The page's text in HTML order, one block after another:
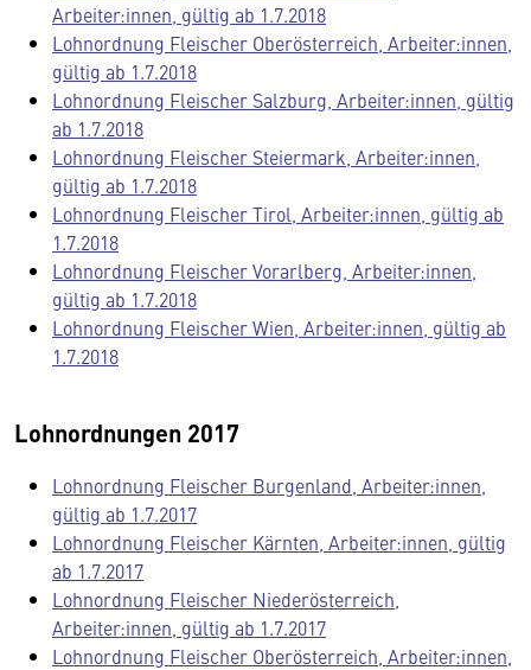
Arbeiter:innen, gültig ab 1.7.2018
Lohnordnung Fleischer Oberösterreich, Arbeiter:innen,
gültig ab 1.7.2018
Lohnordnung Fleischer Salzburg, Arbeiter:innen, gültig
ab 1.7.2018
Lohnordnung Fleischer Steiermark, Arbeiter:innen,
gültig ab 1.7.2018
Lohnordnung Fleischer Tirol, Arbeiter:innen, gültig ab
1.7.2018
Lohnordnung Fleischer Vorarlberg, Arbeiter:innen,
gültig ab 1.7.2018
Lohnordnung Fleischer Wien, Arbeiter:innen, gültig ab
1.7.2018
Lohnordnungen 2017
Lohnordnung Fleischer Burgenland, Arbeiter:innen,
gültig ab 1.7.2017
Lohnordnung Fleischer Kärnten, Arbeiter:innen, gültig
ab 1.7.2017
Lohnordnung Fleischer Niederösterreich,
Arbeiter:innen, gültig ab 1.7.2017
Lohnordnung Fleischer Oberösterreich, Arbeiter:innen,